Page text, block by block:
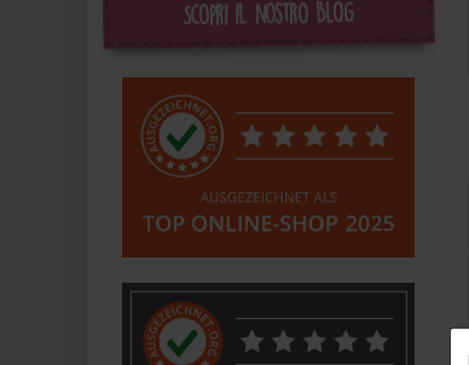
Scopri il nostro blog